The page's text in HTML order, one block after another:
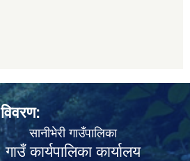
सानीभेरी गाउँपालिका
गाउँ कार्यपालिका कार्यालय